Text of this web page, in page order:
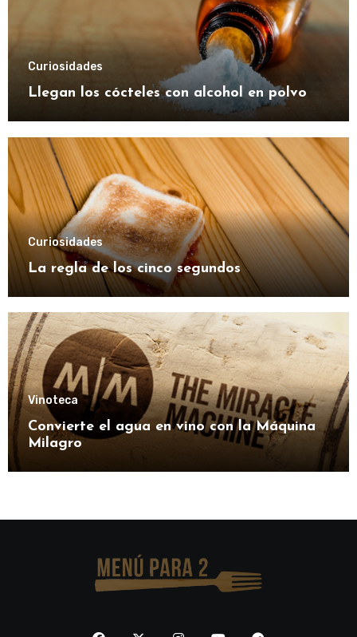
Curiosidades
Llegan los cócteles con alcohol en polvo
Curiosidades
La regla de los cinco segundos
Vinoteca
Convierte el agua en vino con la Máquina
Milagro